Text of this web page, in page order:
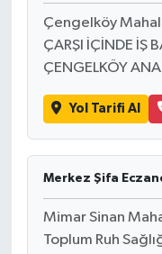
Çengelköy
ÇARŞI İÇİNDE İŞ
ÇENGELKÖY
Yol Tarifi Al
Merkez Şifa
Mimar Sinan
Toplum Ruh